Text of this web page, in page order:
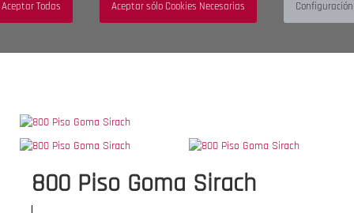
navigation
800 Piso Goma Sirach